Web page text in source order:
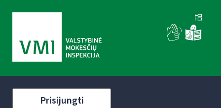
Prisijungti